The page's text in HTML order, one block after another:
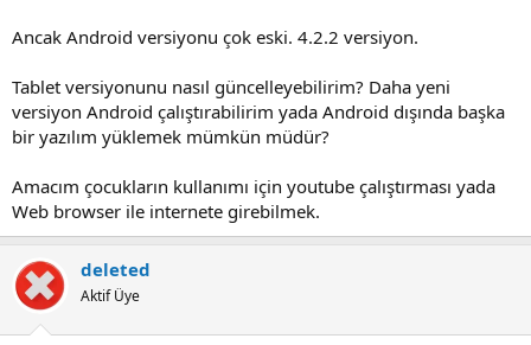
Ancak Android versiyonu çok eski. 4.2.2 versiyon.
Tablet versiyonunu nasıl güncelleyebilirim? Daha yeni
versiyon Android çalıştırabilirim yada Android dışında başka
bir yazılım yüklemek mümkün müdür?
Amacım çocukların kullanımı için youtube çalıştırması yada
Web browser ile internete girebilmek.
deleted
Aktif Üye